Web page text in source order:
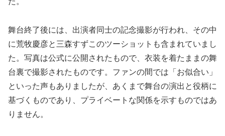
舞台終了後には、出演者同士の記念撮影が行われ、その中
に荒牧慶彦と三森すずこのツーショットも含まれていまし
た。写真は公式に公開されたもので、衣装を着たままの舞
台裏で撮影されたものです。ファンの間では「お似合い」
といった声もありましたが、あくまで舞台の演出と役柄に
基づくものであり、プライベートな関係を示すものではあ
りません。